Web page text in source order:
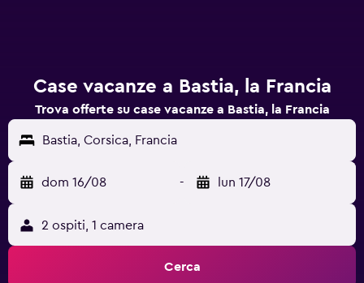
Case vacanze a Bastia, la Francia
Trova offerte su case vacanze a Bastia, la Francia
Bastia, Corsica, Francia
dom 16/08 - lun 17/08
2 ospiti, 1 camera
Cerca